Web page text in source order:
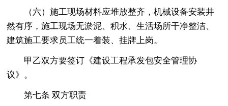
（六）施工现场材料应堆放整齐，机械设备安装井
然有序，施工现场无淤泥、积水、生活场所干净整洁、
建筑施工要求员工统一着装、挂牌上岗。
甲乙双方要签订《建设工程承发包安全管理协
议》。
第七条 双方职责